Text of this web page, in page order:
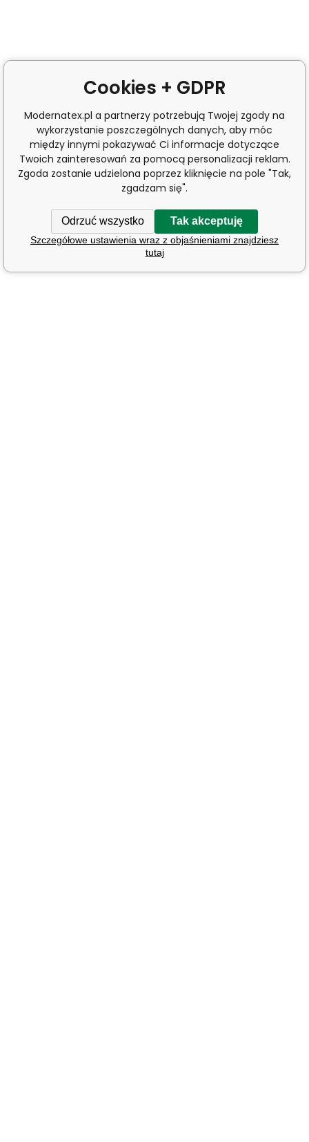
Cookies + GDPR
Modernatex.pl a partnerzy potrzebują Twojej zgody na
wykorzystanie poszczególnych danych, aby móc
między innymi pokazywać Ci informacje dotyczące
Twoich zainteresowań za pomocą personalizacji reklam.
Zgoda zostanie udzielona poprzez kliknięcie na pole "Tak,
zgadzam się".
Odrzuć wszystko Tak akceptuję
Szczegółowe ustawienia wraz z objaśnieniami znajdziesz
tutaj